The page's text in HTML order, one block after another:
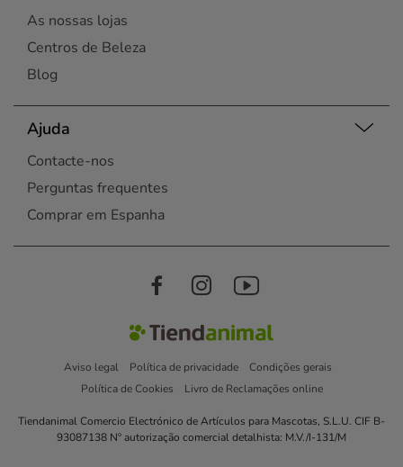
As nossas lojas
Centros de Beleza
Blog
Ajuda
Contacte-nos
Perguntas frequentes
Comprar em Espanha
Aviso legal Política de privacidade
Condições gerais
Política de Cookies
Livro de Reclamações online
Tiendanimal Comercio Electrónico de Artículos para Mascotas, S.L.U. CIF B-
93087138 Nº autorização comercial detalhista: M.V./I-131/M